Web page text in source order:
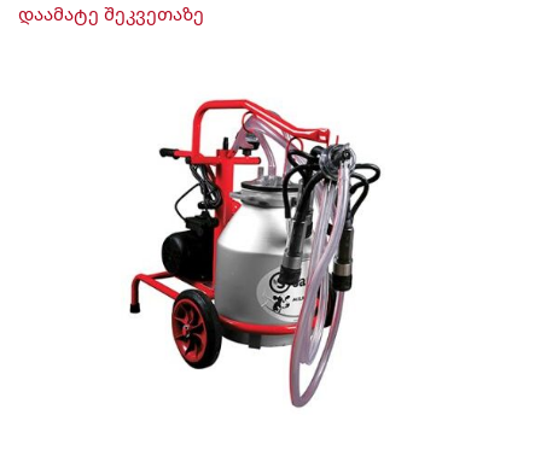
დაამატე შეკვეთაზე
variants.
The
options
may
be
chosen
on
the
product
page